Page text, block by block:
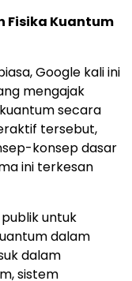
Fisika Kuantum
Google kali ini
mengajak
secara
tersebut,
konsep dasar
ini terkesan
untuk
dalam
dalam
sistem